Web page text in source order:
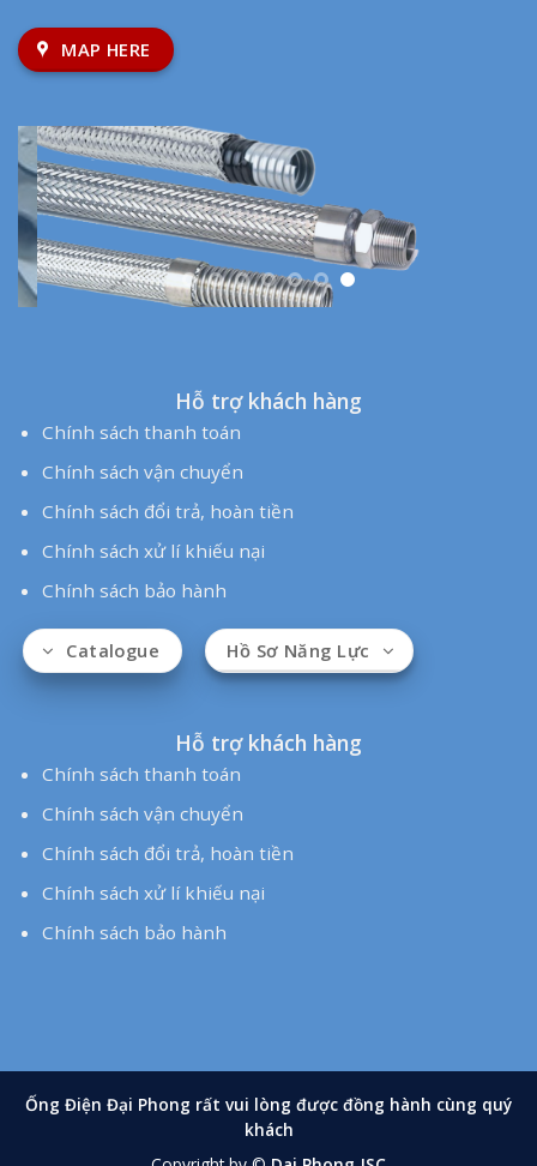
MAP HERE
Chính sách thanh toán
Chính sách đổi trả, hoàn tiền
Chính sách thanh toán